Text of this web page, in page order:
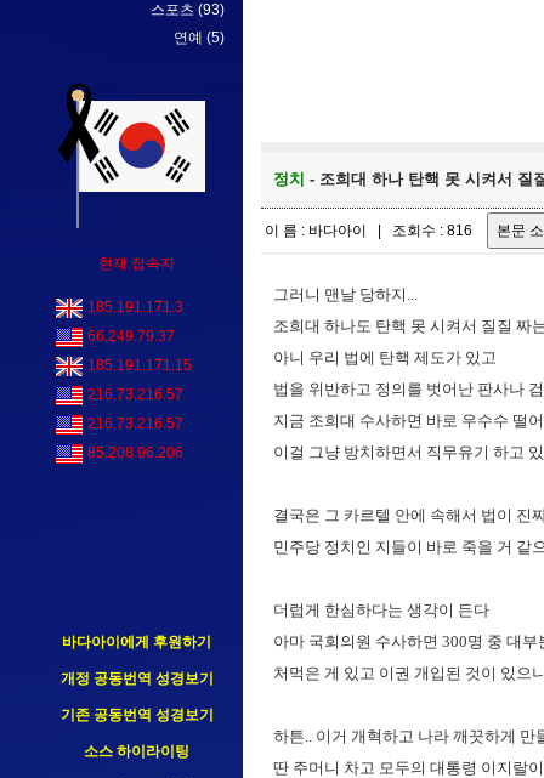
스포츠 (93)
연예 (5)
현재 접속자
185.191.171.3
66.249.79.37
185.191.171.15
216.73.216.57
216.73.216.57
85.208.96.206
바다아이에게 후원하기
개정 공동번역 성경보기
기존 공동번역 성경보기
소스 하이라이팅
정치 - 조희대 하나 탄핵 못 시켜서 질
이 름 : 바다아이 | 조회수 : 816
그러니 맨날 당하지...
조희대 하나도 탄핵 못 시켜서 질질 짜
아니 우리 법에 탄핵 제도가 있고
법을 위반하고 정의를 벗어난 판사나
지금 조희대 수사하면 바로 우수수 떨
이걸 그냥 방치하면서 직무유기 하고
결국은 그 카르텔 안에 속해서 법이 진
민주당 정치인 지들이 바로 죽을 거 같
더럽게 한심하다는 생각이 든다
아마 국회의원 수사하면 300명 중 대부
처먹은 게 있고 이권 개입된 것이 있으
하튼.. 이거 개혁하고 나라 깨끗하게
딴 주머니 차고 모두의 대통령 이지랄